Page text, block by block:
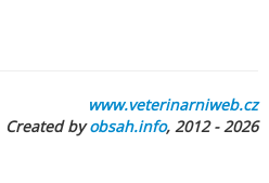
www.veterinarniweb.cz
Created byobsah.info, 2012 - 2026